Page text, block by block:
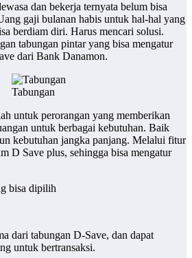
dan bekerja ternyata belum bisa
gaji bulanan habis untuk hal-hal yang
berdiam diri. Harus mencari solusi.
tabungan pintar yang bisa mengatur
dari Bank Danamon.
Tabungan
untuk perorangan yang memberikan
untuk berbagai kebutuhan. Baik
kebutuhan jangka panjang. Melalui fitur
D Save plus, sehingga bisa mengatur
bisa dipilih
dari tabungan D-Save, dan dapat
untuk bertransaksi.